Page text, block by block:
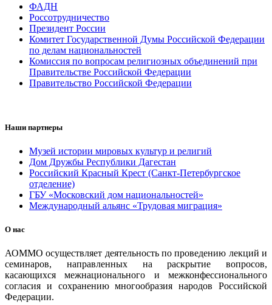
ФАДН
Россотрудничество
Президент России
Комитет Государственной Думы Российской Федерации
по делам национальностей
Комиссия по вопросам религиозных объединений при
Правительстве Российской Федерации
Правительство Российской Федерации
Наши партнеры
Музей истории мировых культур и религий
Дом Дружбы Республики Дагестан
Российский Красный Крест (Санкт-Петербургское
отделение)
ГБУ «Московский дом национальностей»
Международный альянс «Трудовая миграция»
О нас
АОММО осуществляет деятельность по проведению лекций и
семинаров, направленных на раскрытие вопросов,
касающихся межнационального и межконфессионального
согласия и сохранению многообразия народов Российской
Федерации.